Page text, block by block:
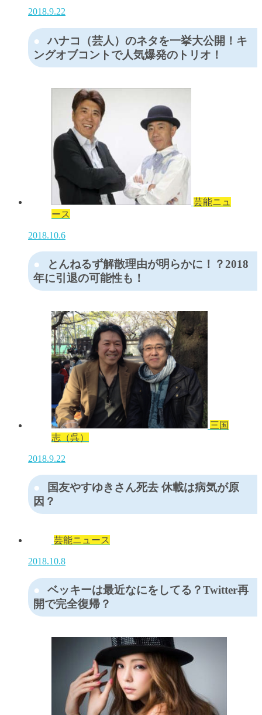
2018.9.22
ハナコ（芸人）のネタを一挙大公開！キ
ングオブコントで人気爆発のトリオ！
芸能ニュ
ース
2018.10.6
とんねるず解散理由が明らかに！？2018
年に引退の可能性も！
三国
志（呉）
2018.9.22
国友やすゆきさん死去 休載は病気が原
因？
芸能ニュース
2018.10.8
ベッキーは最近なにをしてる？Twitter再
開で完全復帰？